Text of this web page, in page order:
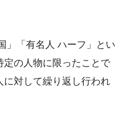
」「有名人 ハーフ」とい
定の人物に限ったことで
に対して繰り返し行われ